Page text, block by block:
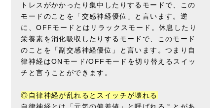
トレスがかかったり集中したりするモードで、この
モードのことを「交感神経優位」と言います。逆
に、OFFモードとはリラックスモード。休息したり
栄養素を消化吸収したりするモードで、このモード
のことを「副交感神経優位」と言います。つまり自
律神経はONモード/OFFモードを切り替えるスイッ
チと言うことができます。
◎自律神経が乱れるとスイッチが壊れる